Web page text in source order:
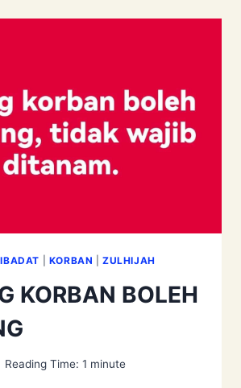
IBADAT KORBAN |ZULHIJAH
KORBAN BOLEH
Reading Time: 1 minute